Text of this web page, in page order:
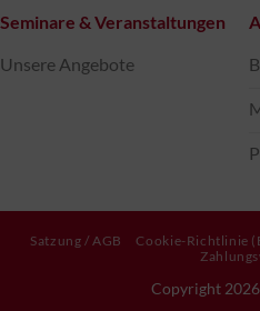
Seminare & Veranstaltungen
Unsere Angebote
Satzung / AGB Cookie-Richtlinie
Copyright